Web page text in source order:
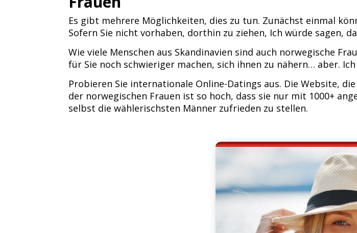
Es gibt mehrere Möglichkeiten, dies zu tun. Zunächst einmal
Sofern Sie nicht vorhaben, dorthin zu ziehen, Ich würde sagen,
Wie viele Menschen aus Skandinavien sind auch norwegische
für Sie noch schwieriger machen, sich ihnen zu nähern… aber.
Probieren Sie internationale Online-Datings aus. Die Website,
der norwegischen Frauen ist so hoch, dass sie nur mit 1000+
selbst die wählerischsten Männer zufrieden zu stellen.